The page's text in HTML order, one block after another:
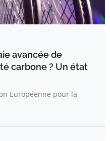
avancée de
carbone ? Un état
Européenne pour la